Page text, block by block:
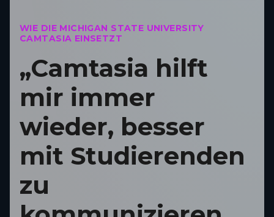
WIE DIE MICHIGAN STATE UNIVERSITY
CAMTASIA EINSETZT
„Camtasia hilft
mir immer
wieder, besser
mit Studierenden
zu